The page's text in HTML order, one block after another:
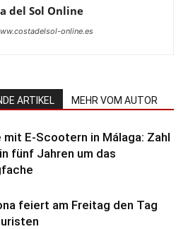
del Sol Online
online.es
ARTIKEL MEHR VOM AUTOR
mit E-Scootern in Málaga: Zahl
fünf Jahren um das
feiert am Freitag den Tag